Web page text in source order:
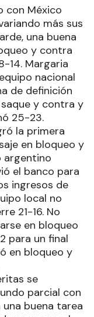
con México
más sus
una buena
y contra
14. Margaria
nacional
de definición
y contra y
25-23.
la primera
en bloqueo y
argentino
el banco para
ingresos de
local no
21-16. No
en bloqueo
para un final
en bloqueo y
se
parcial con
buena tarea